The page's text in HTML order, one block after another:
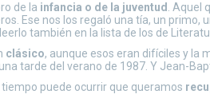
de la infancia o de la juventud . Aquel
Ese nos los regaló una tía, un primo,
también en la lista de los de
clásico, aunque esos eran difíciles y la
tarde del verano de 1987. Y Jean-
tiempo puede ocurrir que queramos